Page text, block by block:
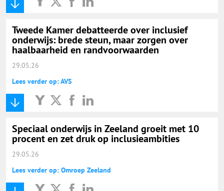
Tweede Kamer debatteerde over inclusief
onderwijs: brede steun, maar zorgen over
haalbaarheid en randvoorwaarden
29.05.26
Lees verder op: AVS
Speciaal onderwijs in Zeeland groeit met 10
procent en zet druk op inclusieambities
29.05.26
Lees verder op: Omroep Zeeland